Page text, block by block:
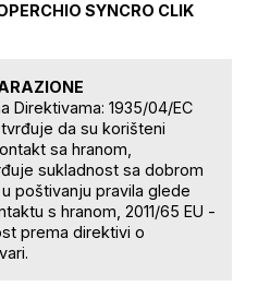
SYNCRO CLIK
Direktivama: 1935/04/EC
da su korišteni
sa hranom,
sukladnost sa dobrom
poštivanju pravila glede
s hranom, 2011/65 EU -
prema direktivi o